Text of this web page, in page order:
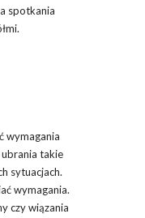
spotkania
wymagania
takie
sytuacjach.
wymagania.
czy wiązania